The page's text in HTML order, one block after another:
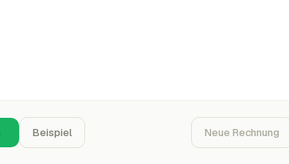
Beispiel Neue Rechnung